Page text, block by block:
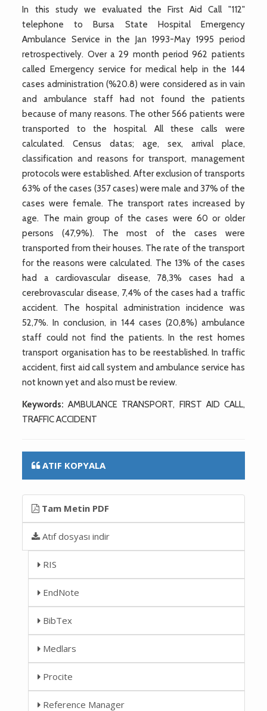
In this study we evaluated the First Aid Call "112"
telephone to Bursa State Hospital Emergency
Ambulance Service in the Jan 1993-May 1995 period
retrospectively. Over a 29 month period 962 patients
called Emergency service for medical help in the 144
cases administration (%20.8) were considered as in vain
and ambulance staff had not found the patients
because of many reasons. The other 566 patients were
transported to the hospital. All these calls were
calculated. Census datas; age, sex, arrival place,
classification and reasons for transport, management
protocols were established. After exclusion of transports
63% of the cases (357 cases) were male and 37% of the
cases were female. The transport rates increased by
age. The main group of the cases were 60 or older
persons (47,9%). The most of the cases were
transported from their houses. The rate of the transport
for the reasons were calculated. The 13% of the cases
had a cardiovascular disease, 78,3% cases had a
cerebrovascular disease, 7,4% of the cases had a traffic
accident. The hospital administration incidence was
52,7%. In conclusion, in 144 cases (20,8%) ambulance
staff could not find the patients. In the rest homes
transport organisation has to be reestablished. In traffic
accident, first aid call system and ambulance service has
not known yet and also must be review.
Keywords: AMBULANCE TRANSPORT, FIRST AID CALL,
TRAFFIC ACCIDENT
ATIF KOPYALA
Tam Metin PDF
Atıf dosyası indir
RIS
EndNote
BibTex
Medlars
Procite
Reference Manager